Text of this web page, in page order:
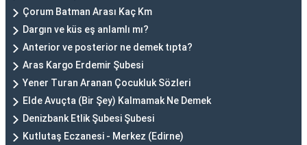
Çorum Batman Arası Kaç Km
Dargın ve küs eş anlamlı mı?
Anterior ve posterior ne demek tıpta?
Aras Kargo Erdemir Şubesi
Yener Turan Aranan Çocukluk Sözleri
Elde Avuçta (Bir Şey) Kalmamak Ne Demek
Denizbank Etlik Şubesi Şubesi
Kutlutaş Eczanesi - Merkez (Edirne)